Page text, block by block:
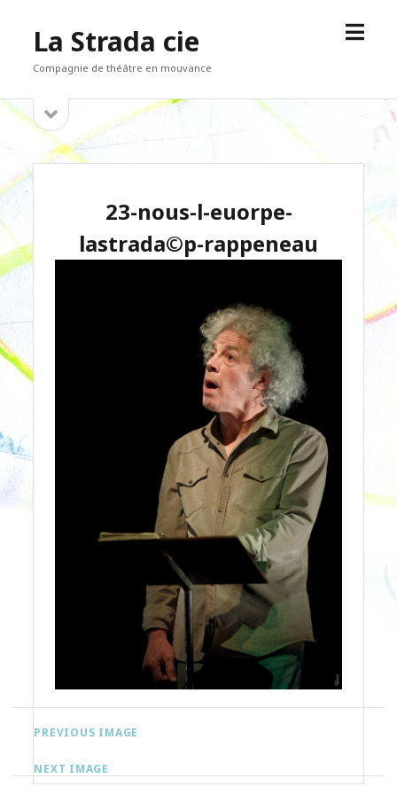
La Strada cie
Compagnie de théâtre en mouvance
open
Sidebar
sidebar
23-nous-l-euorpe-
lastrada©p-rappeneau
PREVIOUS IMAGE
NEXT IMAGE